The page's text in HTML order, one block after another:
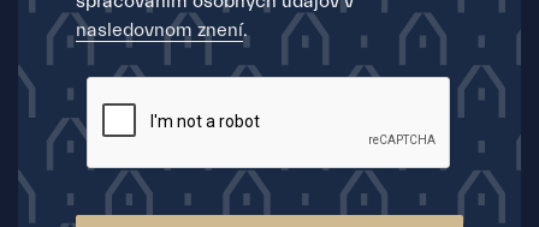
nasledovnom znení.